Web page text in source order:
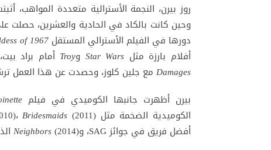
وحين كانت بالكاد في الحادية والعشرين، حصلت
دورها في الفيلم الأسترالي المستقلof 1967
أفلام بارزة مثل Star Wars وTroy أمام براد
Damages مع جلين كلوز، وحصدت عن هذا العمل
بيرن أظهرت جانبها الكوميدي في فيلم
الكوميدية الضخمة مثل
Bridesmaids
أفضل فريق في جوائز SAG، و
Neighbors(2014) الذي حصلت عن أدائها فيه على ترشيح من جوائز النقاد.